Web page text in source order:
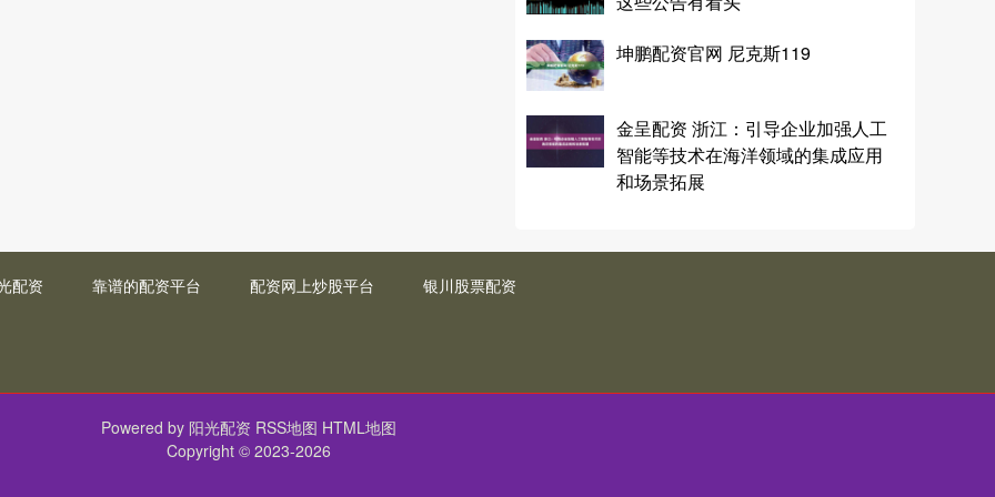
坤鹏配资官网 尼克斯119
金呈配资 浙江：引导企业加强人工
智能等技术在海洋领域的集成应用
和场景拓展
配资 靠谱的配资平台 配资网上炒股平台 银川股票配资
Powered by 阳光配资 RSS地图 HTML地图
Copyright © 2023-2026